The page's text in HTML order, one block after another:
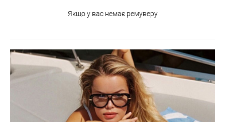
Якщо у вас немає ремуверу